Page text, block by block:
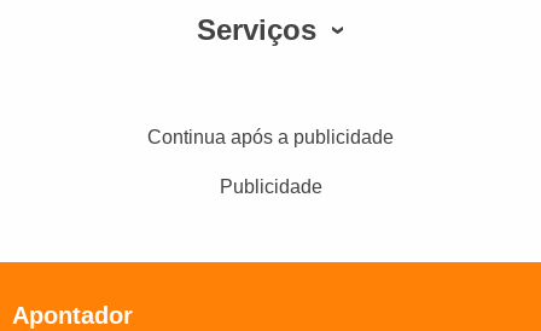
Serviços
Continua após a publicidade
Publicidade
Apontador